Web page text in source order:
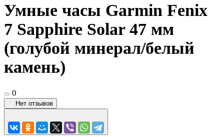
Умные часы Garmin Fenix
7 Sapphire Solar 47 мм
(голубой минерал/белый
камень)
0
Нет отзывов